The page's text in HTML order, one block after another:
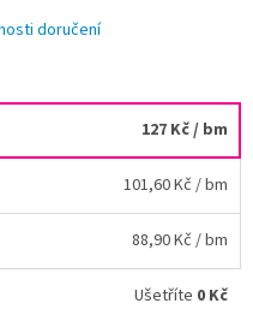
doručení
127 Kč/ bm
101,60 Kč / bm
88,90 Kč / bm
Ušetříte 0 Kč